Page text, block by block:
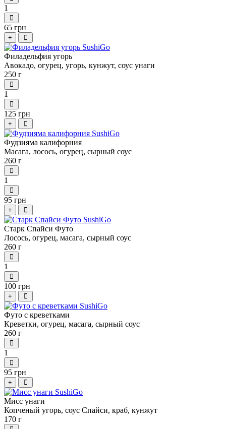
1
65 грн
+
Филадельфия угорь
Авокадо, огурец, угорь, кунжут, соус унаги
250 г
1
125 грн
+
Фудзияма калифорния
Масага, лосось, огурец, сырный соус
260 г
1
95 грн
+
Старк Спайси Футо
Лосось, огурец, масага, сырный соус
260 г
1
100 грн
+
Футо с креветками
Креветки, огурец, масага, сырный соус
260 г
1
95 грн
+
Мисс унаги
Копченый угорь, соус Спайси, краб, кунжут
170 г